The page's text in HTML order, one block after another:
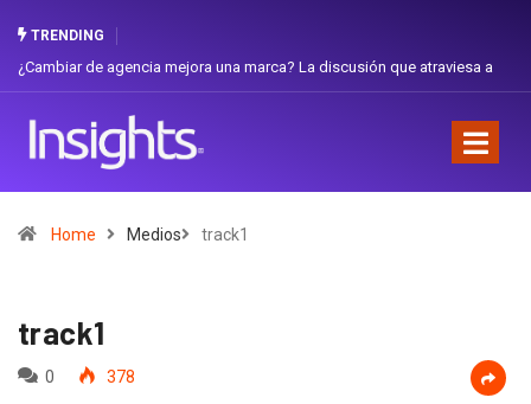
TRENDING
de agencia mejora una marca? La discusión que atraviesa a
Home Medios track1
track1
0 378